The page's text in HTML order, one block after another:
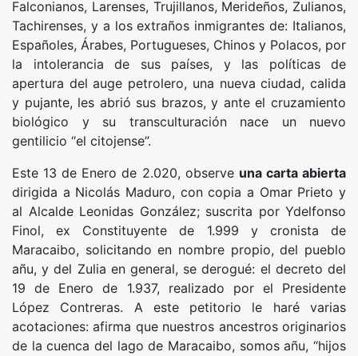
Falconianos, Larenses, Trujillanos, Merideños, Zulianos,
Tachirenses, y a los extraños inmigrantes de: Italianos,
Españoles, Árabes, Portugueses, Chinos y Polacos, por
la intolerancia de sus países, y las políticas de
apertura del auge petrolero, una nueva ciudad, calida
y pujante, les abrió sus brazos, y ante el cruzamiento
biológico y su transculturación nace un nuevo
gentilicio “el citojense”.
Este 13 de Enero de 2.020, observe una carta abierta
dirigida a Nicolás Maduro, con copia a Omar Prieto y
al Alcalde Leonidas González; suscrita por Ydelfonso
Finol, ex Constituyente de 1.999 y cronista de
Maracaibo, solicitando en nombre propio, del pueblo
añu, y del Zulia en general, se derogué: el decreto del
19 de Enero de 1.937, realizado por el Presidente
López Contreras. A este petitorio le haré varias
acotaciones: afirma que nuestros ancestros originarios
de la cuenca del lago de Maracaibo, somos añu, “hijos